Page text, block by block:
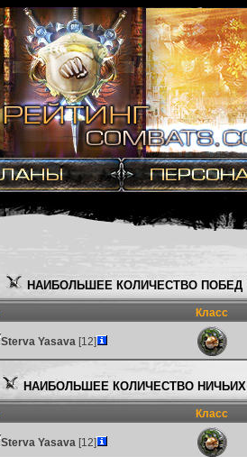
НАИБОЛЬШЕЕ КОЛИЧЕСТВО ПОБЕД
Класс
Sterva Yasava [12]
НАИБОЛЬШЕЕ КОЛИЧЕСТВО НИЧЬИХ
Класс
Sterva Yasava [12]